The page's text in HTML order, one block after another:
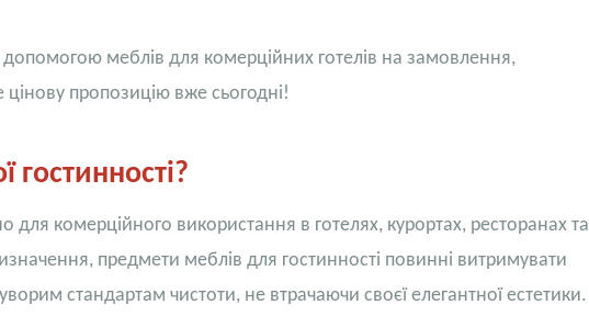
допомогою меблів для комерційних готелів на замовлення,
пропозицію вже сьогодні!
для комерційного використання в готелях, курортах, ресторанах та
предмети меблів для гостинності повинні витримувати
стандартам чистоти, не втрачаючи своєї елегантної естетики.